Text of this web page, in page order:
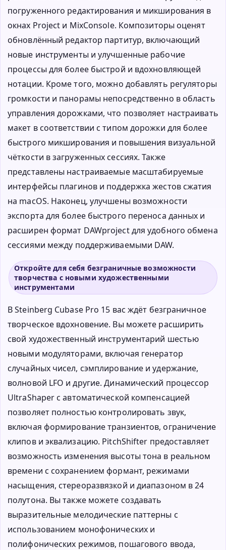
погруженного редактирования и микширования в
окнах Project и MixConsole. Композиторы оценят
обновлённый редактор партитур, включающий
новые инструменты и улучшенные рабочие
процессы для более быстрой и вдохновляющей
нотации. Кроме того, можно добавлять регуляторы
громкости и панорамы непосредственно в область
управления дорожками, что позволяет настраивать
макет в соответствии с типом дорожки для более
быстрого микширования и повышения визуальной
чёткости в загруженных сессиях. Также
представлены настраиваемые масштабируемые
интерфейсы плагинов и поддержка жестов сжатия
на macOS. Наконец, улучшены возможности
экспорта для более быстрого переноса данных и
расширен формат DAWproject для удобного обмена
сессиями между поддерживаемыми DAW.
Откройте для себя безграничные возможности
творчества с новыми художественными
инструментами
В Steinberg Cubase Pro 15 вас ждёт безграничное
творческое вдохновение. Вы можете расширить
свой художественный инструментарий шестью
новыми модуляторами, включая генератор
случайных чисел, сэмплирование и удержание,
волновой LFO и другие. Динамический процессор
UltraShaper с автоматической компенсацией
позволяет полностью контролировать звук,
включая формирование транзиентов, ограничение
клипов и эквализацию. PitchShifter предоставляет
возможность изменения высоты тона в реальном
времени с сохранением формант, режимами
насыщения, стереоразвязкой и диапазоном в 24
полутона. Вы также можете создавать
выразительные мелодические паттерны с
использованием монофонических и
полифонических режимов, пошагового ввода,